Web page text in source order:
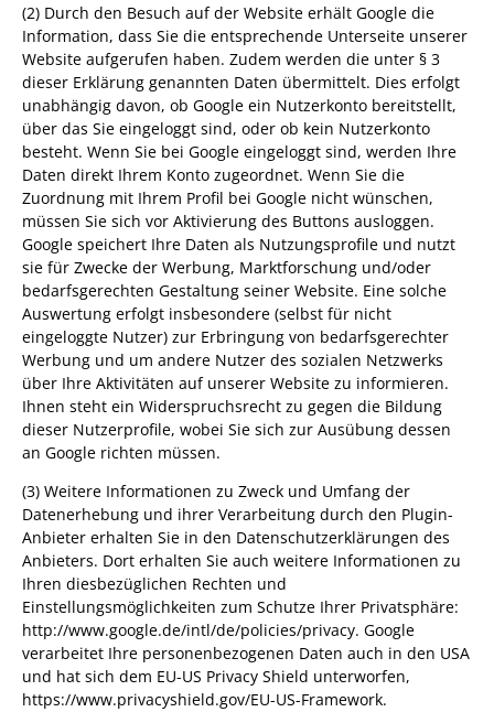
(2) Durch den Besuch auf der Website erhält Google die
Information, dass Sie die entsprechende Unterseite unserer
Website aufgerufen haben. Zudem werden die unter § 3
dieser Erklärung genannten Daten übermittelt. Dies erfolgt
unabhängig davon, ob Google ein Nutzerkonto bereitstellt,
über das Sie eingeloggt sind, oder ob kein Nutzerkonto
besteht. Wenn Sie bei Google eingeloggt sind, werden Ihre
Daten direkt Ihrem Konto zugeordnet. Wenn Sie die
Zuordnung mit Ihrem Profil bei Google nicht wünschen,
müssen Sie sich vor Aktivierung des Buttons ausloggen.
Google speichert Ihre Daten als Nutzungsprofile und nutzt
sie für Zwecke der Werbung, Marktforschung und/oder
bedarfsgerechten Gestaltung seiner Website. Eine solche
Auswertung erfolgt insbesondere (selbst für nicht
eingeloggte Nutzer) zur Erbringung von bedarfsgerechter
Werbung und um andere Nutzer des sozialen Netzwerks
über Ihre Aktivitäten auf unserer Website zu informieren.
Ihnen steht ein Widerspruchsrecht zu gegen die Bildung
dieser Nutzerprofile, wobei Sie sich zur Ausübung dessen
an Google richten müssen.
(3) Weitere Informationen zu Zweck und Umfang der
Datenerhebung und ihrer Verarbeitung durch den Plugin-
Anbieter erhalten Sie in den Datenschutzerklärungen des
Anbieters. Dort erhalten Sie auch weitere Informationen zu
Ihren diesbezüglichen Rechten und
Einstellungsmöglichkeiten zum Schutze Ihrer Privatsphäre:
http://www.google.de/intl/de/policies/privacy. Google
verarbeitet Ihre personenbezogenen Daten auch in den USA
und hat sich dem EU-US Privacy Shield unterworfen,
https://www.privacyshield.gov/EU-US-Framework.